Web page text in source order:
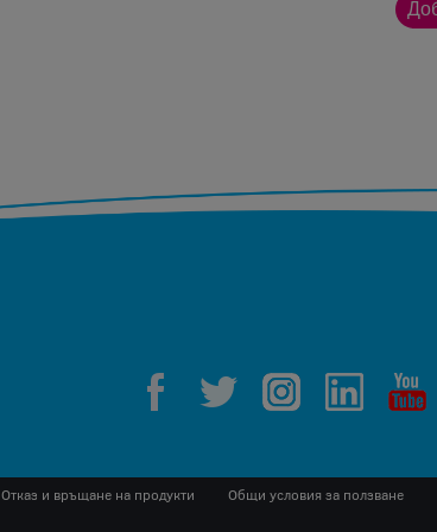
Отказ и връщане на продукти Общи условия за ползване